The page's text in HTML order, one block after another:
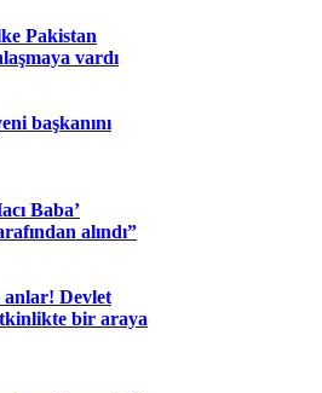
Pakistan
vardı
başkanını
Baba’
alındı”
Devlet
bir araya